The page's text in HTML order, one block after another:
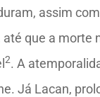
assim
que a morte
2. A
Já Lacan,